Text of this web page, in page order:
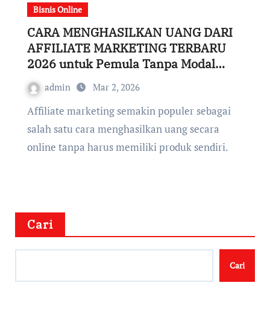
Bisnis Online
CARA MENGHASILKAN UANG DARI
AFFILIATE MARKETING TERBARU
2026 untuk Pemula Tanpa Modal
Besaradmin Mar 2, 2026
Affiliate marketing semakin populer sebagai
salah satu cara menghasilkan uang secara
online tanpa harus memiliki produk sendiri.
Cari
Cari